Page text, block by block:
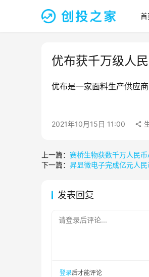
首
优布获千万级人
优布是一家面料生产供应
2021年10月15日 11:00
上一篇： 赛桥生物获数千万人民币
下一篇： 昇显微电子完成亿元人
发表回复
请登录后评论...
登录后才能评论